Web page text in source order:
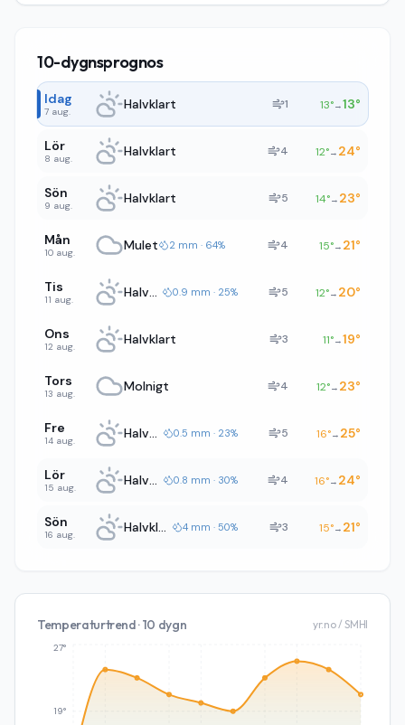
10-dygnsprognos
Idag
7 aug. Halvklart 1 13°→13°
Lör
8 aug. Halvklart 4 12°→ 24°
Sön
9 aug. Halvklart 5 14°→ 23°
Mån
10 aug. Mulet 2 mm · 64% 4 15°→ 21°
Tis
11 aug. Halvklart 0.9 mm · 25% 5 12°→ 20°
Ons
12 aug. Halvklart 3 11°→19°
Tors
13 aug. Molnigt 4 12°→ 23°
Fre
14 aug. Halvklart 0.5 mm · 23% 5 16°→ 25°
Lör
15 aug. Halvklart 0.8 mm · 30% 4 16°→ 24°
Sön
16 aug. Halvklart 4 mm · 50% 3 15°→ 21°
Temperaturtrend · 10 dygn yr.no / SMHI
19°
27°